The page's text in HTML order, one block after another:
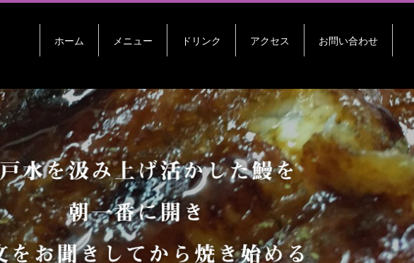
ホーム メニュー ドリンク アクセス お問い合わせ